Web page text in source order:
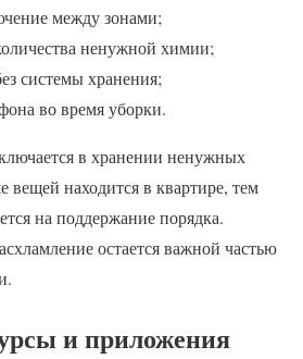
между зонами;
ненужной химии;
системы хранения;
во время уборки.
в хранении ненужных
вещей находится в квартире, тем
на поддержание порядка.
остается важной частью
и приложения